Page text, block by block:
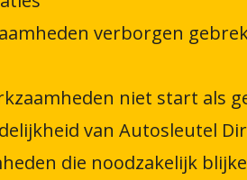
verborgen
niet start als
van Autosleutel
die noodzakelijk